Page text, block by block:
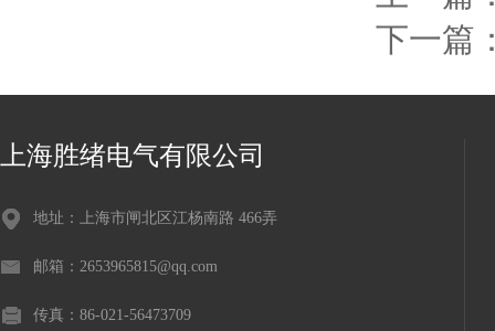
下一篇
上海胜绪电气有限公司
地址：上海市闸北区江杨南路 466弄
邮箱：2653965815@qq.com
传真：86-021-56473709